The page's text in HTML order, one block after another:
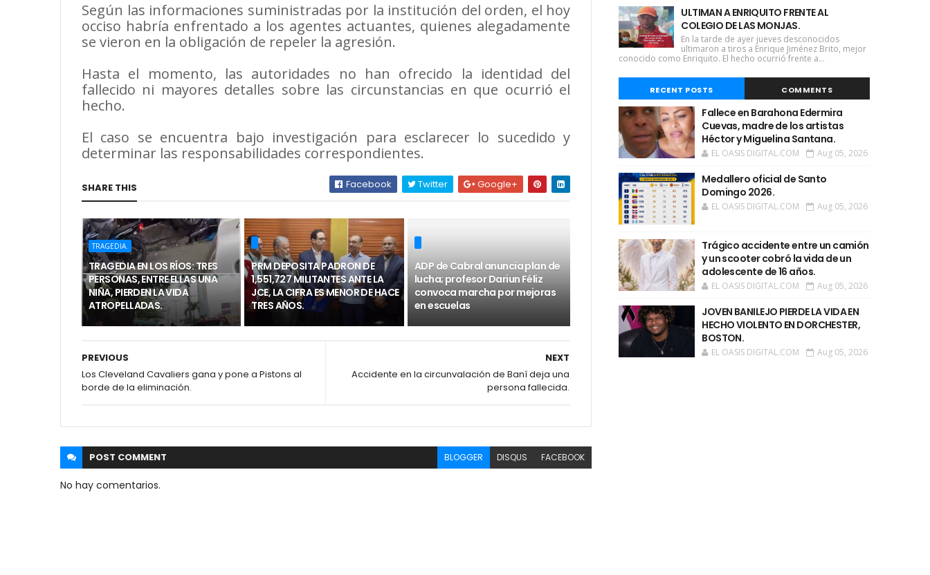
Según las informaciones suministradas por la institución del orden, el hoy
occiso habría enfrentado a los agentes actuantes, quienes alegadamente
se vieron en la obligación de repeler la agresión.
Hasta el momento, las autoridades no han ofrecido la identidad del
fallecido ni mayores detalles sobre las circunstancias en que ocurrió el
hecho.
El caso se encuentra bajo investigación para esclarecer lo sucedido y
determinar las responsabilidades correspondientes.
SHARE THIS Facebook Twitter Google+
TRAGEDIA.
TRAGEDIA EN LOS RÍOS: TRES
PERSONAS, ENTRE ELLAS UNA
NIÑA, PIERDEN LA VIDA
ATROPELLADAS.
PRM DEPOSITA PADRON DE
1,551,727 MILITANTES ANTE LA
JCE, LA CIFRA ES MENOR DE HACE
TRES AÑOS.
ADP de Cabral anuncia plan de
lucha; profesor Dariun Féliz
convoca marcha por mejoras
en escuelas
NEXT
Accidente en la circunvalación de Baní deja una
persona fallecida.
PREVIOUS
Los Cleveland Cavaliers gana y pone a Pistons al
borde de la eliminación.
POST COMMENT BLOGGER DISQUS FACEBOOK
No hay comentarios.
ULTIMAN A ENRIQUITO FRENTE AL
COLEGIO DE LAS MONJAS.
En la tarde de ayer jueves desconocidos
ultimaron a tiros a Enrique Jiménez Brito, mejor
conocido como Enriquito. El hecho ocurrió frente a...
RECENT POSTS COMMENTS
Fallece en Barahona Edermira
Cuevas, madre de los artistas
Héctor y Miguelina Santana.
EL OASIS DIGITAL.COM Aug 05, 2026
Medallero oficial de Santo
Domingo 2026.
EL OASIS DIGITAL.COM Aug 05, 2026
Trágico accidente entre un camión
y un scooter cobró la vida de un
adolescente de 16 años.
EL OASIS DIGITAL.COM Aug 05, 2026
JOVEN BANILEJO PIERDE LA VIDA EN
HECHO VIOLENTO EN DORCHESTER,
BOSTON.
EL OASIS DIGITAL.COM Aug 05, 2026